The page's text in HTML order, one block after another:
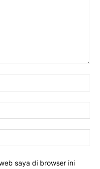
saya di browser ini